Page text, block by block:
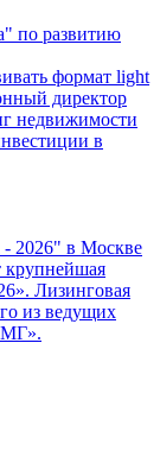
по развитию
формат light
директор
недвижимости
в
2026" в Москве
крупнейшая
Лизинговая
из ведущих